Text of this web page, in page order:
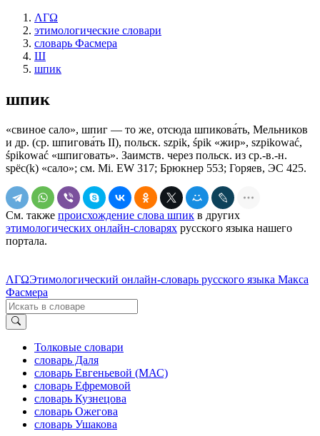
ΛΓΩ
этимологические словари
словарь Фасмера
Ш
шпик
шпик
«свиное сало», шпиг — то же, отсюда шпикова́ть, Мельников
и др. (ср. шпигова́ть II), польск. szpik, śpik «жир», szpikować,
śpikować «шпиговать». Заимств. через польск. из ср.-в.-н.
sрёс(k) «сало»; см. Мi. ЕW 317; Брюкнер 553; Горяев, ЭС 425.
См. также происхождение слова шпик в других
этимологических онлайн-словарях русского языка нашего
портала.
ΛΓΩЭтимологический онлайн-словарь русского языка Макса
Фасмера
Толковые словари
словарь Даля
словарь Евгеньевой (МАС)
словарь Ефремовой
словарь Кузнецова
словарь Ожегова
словарь Ушакова